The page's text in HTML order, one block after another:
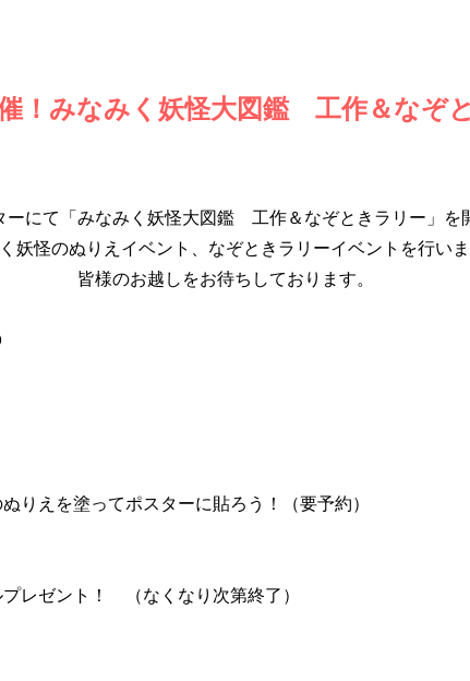
！みなみく妖怪大図鑑 工作＆なぞ
ーにて「みなみく妖怪大図鑑 工作＆なぞときラリー」を
妖怪のぬりえイベント、なぞときラリーイベントを行いま
皆様のお越しをお待ちしております。
りえを塗ってポスターに貼ろう！（要予約）
レゼント！ （なくなり次第終了）